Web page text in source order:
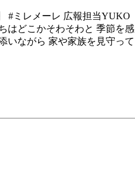
#ミレメーレ 広報担当YUKO
はどこかそわそわと 季節を感
いながら 家や家族を見守って